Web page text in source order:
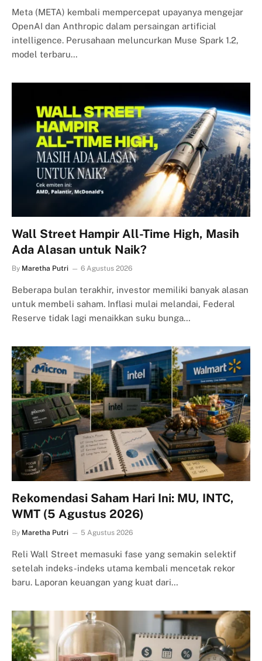
Meta (META) kembali mempercepat upayanya mengejar
OpenAI dan Anthropic dalam persaingan artificial
intelligence. Perusahaan meluncurkan Muse Spark 1.2,
model terbaru…
Wall Street Hampir All-Time High, Masih
Ada Alasan untuk Naik?
By Maretha Putri 6 Agustus 2026
Beberapa bulan terakhir, investor memiliki banyak alasan
untuk membeli saham. Inflasi mulai melandai, Federal
Reserve tidak lagi menaikkan suku bunga…
Rekomendasi Saham Hari Ini: MU, INTC,
WMT (5 Agustus 2026)
By Maretha Putri 5 Agustus 2026
Reli Wall Street memasuki fase yang semakin selektif
setelah indeks-indeks utama kembali mencetak rekor
baru. Laporan keuangan yang kuat dari…